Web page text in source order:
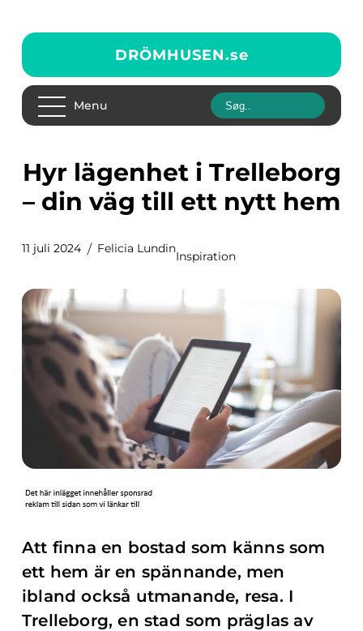
DRÖMHUSEN.se
Menu
Hyr lägenhet i Trelleborg
– din väg till ett nytt hem
11 juli 2024 Felicia Lundin
Inspiration
Att finna en bostad som känns som
ett hem är en spännande, men
ibland också utmanande, resa. I
Trelleborg, en stad som präglas av